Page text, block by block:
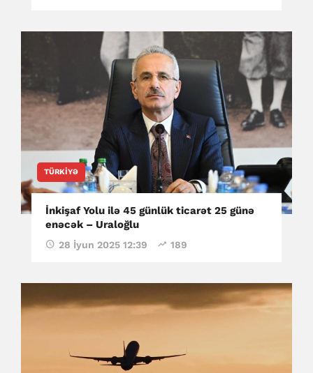
TÜRKIYƏ
İnkişaf Yolu ilə 45 günlük ticarət 25 günə
enəcək – Uraloğlu
28 İyun 2025 12:39 189